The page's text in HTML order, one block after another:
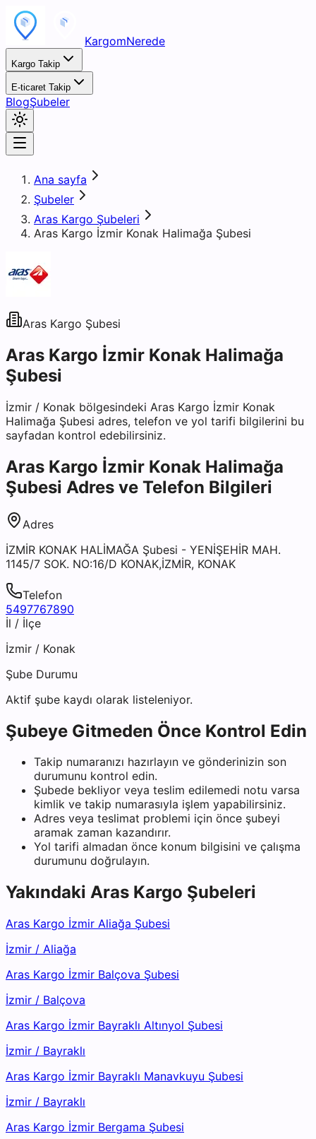
KargomNerede
Kargo Takip
E-ticaret Takip
BlogŞubeler
Ana sayfa
Şubeler
Aras Kargo Şubeleri
Aras Kargo İzmir Konak Halimağa Şubesi
Aras Kargo Şubesi
Aras Kargo İzmir Konak Halimağa
Şubesi
İzmir / Konak bölgesindeki Aras Kargo İzmir Konak
Halimağa Şubesi adres, telefon ve yol tarifi bilgilerini bu
sayfadan kontrol edebilirsiniz.
Aras Kargo İzmir Konak Halimağa
Şubesi Adres ve Telefon Bilgileri
Adres
İZMİR KONAK HALİMAĞA Şubesi - YENİŞEHİR MAH.
1145/7 SOK. NO:16/D KONAK,İZMİR, KONAK
Telefon
5497767890
İl / İlçe
İzmir / Konak
Şube Durumu
Aktif şube kaydı olarak listeleniyor.
Şubeye Gitmeden Önce Kontrol Edin
Takip numaranızı hazırlayın ve gönderinizin son
durumunu kontrol edin.
Şubede bekliyor veya teslim edilemedi notu varsa
kimlik ve takip numarasıyla işlem yapabilirsiniz.
Adres veya teslimat problemi için önce şubeyi
aramak zaman kazandırır.
Yol tarifi almadan önce konum bilgisini ve çalışma
durumunu doğrulayın.
Yakındaki Aras Kargo Şubeleri
Aras Kargo İzmir Aliağa Şubesi
İzmir / Aliağa
Aras Kargo İzmir Balçova Şubesi
İzmir / Balçova
Aras Kargo İzmir Bayraklı Altınyol Şubesi
İzmir / Bayraklı
Aras Kargo İzmir Bayraklı Manavkuyu Şubesi
İzmir / Bayraklı
Aras Kargo İzmir Bergama Şubesi